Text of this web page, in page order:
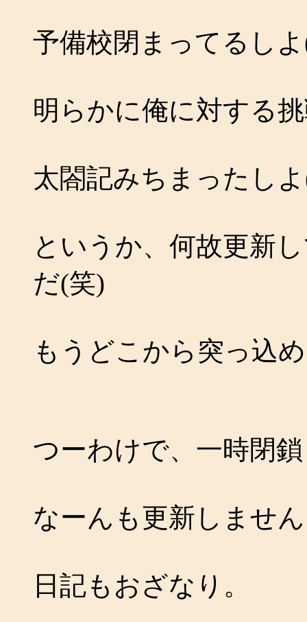
予備校閉まってるし
明らかに俺に対する
太閤記みちまったし
というか、何故更新
だ(笑)
もうどこから突っ込
つーわけで、一時閉
なーんも更新しませ
日記もおざなり。